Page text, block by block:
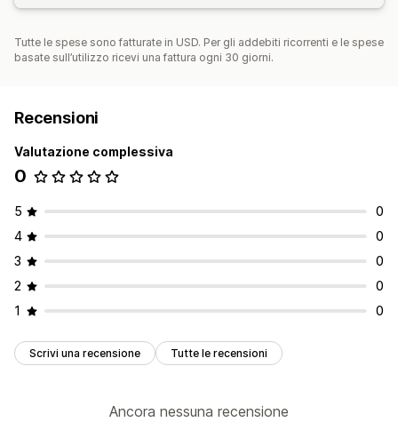
Tutte le spese sono fatturate in USD. Per gli addebiti ricorrenti e le spese
basate sull’utilizzo ricevi una fattura ogni 30 giorni.
Recensioni
Valutazione complessiva
0
5
0
4
0
3
0
2
0
1
0
Scrivi una recensione Tutte le recensioni
Ancora nessuna recensione